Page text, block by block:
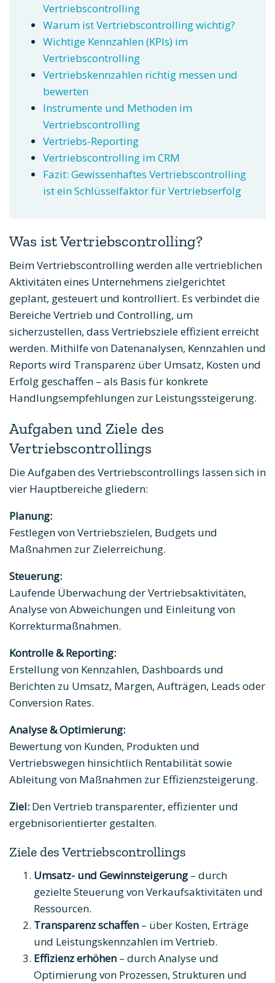
Vertriebscontrolling
Warum ist Vertriebscontrolling wichtig?
Wichtige Kennzahlen (KPIs) im
Vertriebscontrolling
Vertriebskennzahlen richtig messen und
bewerten
Instrumente und Methoden im
Vertriebscontrolling
Vertriebs-Reporting
Vertriebscontrolling im CRM
Fazit: Gewissenhaftes Vertriebscontrolling
ist ein Schlüsselfaktor für Vertriebserfolg
Was ist Vertriebscontrolling?
Beim Vertriebscontrolling werden alle vertrieblichen
Aktivitäten eines Unternehmens zielgerichtet
geplant, gesteuert und kontrolliert. Es verbindet die
Bereiche Vertrieb und Controlling, um
sicherzustellen, dass Vertriebsziele effizient erreicht
werden. Mithilfe von Datenanalysen, Kennzahlen und
Reports wird Transparenz über Umsatz, Kosten und
Erfolg geschaffen – als Basis für konkrete
Handlungsempfehlungen zur Leistungssteigerung.
Aufgaben und Ziele des
Vertriebscontrollings
Die Aufgaben des Vertriebscontrollings lassen sich in
vier Hauptbereiche gliedern:
Planung:
Festlegen von Vertriebszielen, Budgets und
Maßnahmen zur Zielerreichung.
Steuerung:
Laufende Überwachung der Vertriebsaktivitäten,
Analyse von Abweichungen und Einleitung von
Korrekturmaßnahmen.
Kontrolle & Reporting:
Erstellung von Kennzahlen, Dashboards und
Berichten zu Umsatz, Margen, Aufträgen, Leads oder
Conversion Rates.
Analyse & Optimierung:
Bewertung von Kunden, Produkten und
Vertriebswegen hinsichtlich Rentabilität sowie
Ableitung von Maßnahmen zur Effizienzsteigerung.
Ziel: Den Vertrieb transparenter, effizienter und
ergebnisorientierter gestalten.
Ziele des Vertriebscontrollings
Umsatz- und Gewinnsteigerung – durch
gezielte Steuerung von Verkaufsaktivitäten und
Ressourcen.
Transparenz schaffen – über Kosten, Erträge
und Leistungskennzahlen im Vertrieb.
Effizienz erhöhen – durch Analyse und
Optimierung von Prozessen, Strukturen und